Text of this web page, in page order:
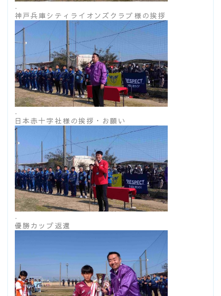
.
神戸兵庫シティライオンズクラブ様の挨拶
.
日本赤十字社様の挨拶・お願い
.
優勝カップ返還